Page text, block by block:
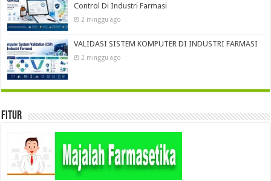
Control Di Industri Farmasi
2 minggu ago
VALIDASI SISTEM KOMPUTER DI INDUSTRI FARMASI
2 minggu ago
Fitur